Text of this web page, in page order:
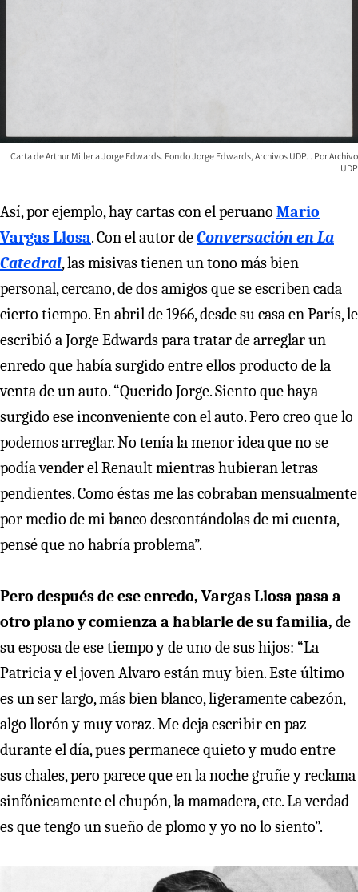
Carta de Arthur Miller a Jorge Edwards. Fondo Jorge Edwards, Archivos UDP.
Archivo
UDP
Así, por ejemplo, hay cartas con el peruano Mario
Vargas Llosa. Con el autor deConversación en La
Catedral, las misivas tienen un tono más bien
personal, cercano, de dos amigos que se escriben cada
cierto tiempo. En abril de 1966, desde su casa en París, le
escribió a Jorge Edwards para tratar de arreglar un
enredo que había surgido entre ellos producto de la
venta de un auto. “Querido Jorge. Siento que haya
surgido ese inconveniente con el auto. Pero creo que lo
podemos arreglar. No tenía la menor idea que no se
podía vender el Renault mientras hubieran letras
pendientes. Como éstas me las cobraban mensualmente
por medio de mi banco descontándolas de mi cuenta,
pensé que no habría problema”.
Pero después de ese enredo, Vargas Llosa pasa a
otro plano y comienza a hablarle de su familia, de
su esposa de ese tiempo y de uno de sus hijos: “La
Patricia y el joven Alvaro están muy bien. Este último
es un ser largo, más bien blanco, ligeramente cabezón,
algo llorón y muy voraz. Me deja escribir en paz
durante el día, pues permanece quieto y mudo entre
sus chales, pero parece que en la noche gruñe y reclama
sinfónicamente el chupón, la mamadera, etc. La verdad
es que tengo un sueño de plomo y yo no lo siento”.